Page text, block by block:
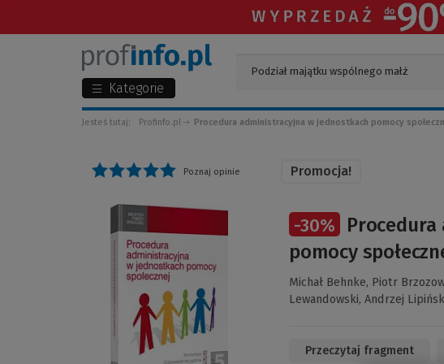
Kategorie
Jesteś tutaj: Profinfo.pl Procedura administracyjna w jednostkach pomocy
Poznaj opinie Promocja!
(Link
-30%
pomocy
Michał Behnke, Piotr
Lewandowski, Andrzej
Przeczytaj fragment